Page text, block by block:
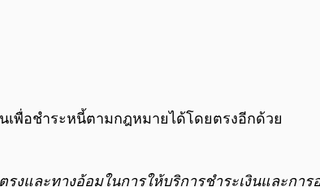
เพื่อชำระหนี้ตามกฎหมายได้โดยตรงอีกด้วย
และทางอ้อมในการให้บริการชำระเงินและการ